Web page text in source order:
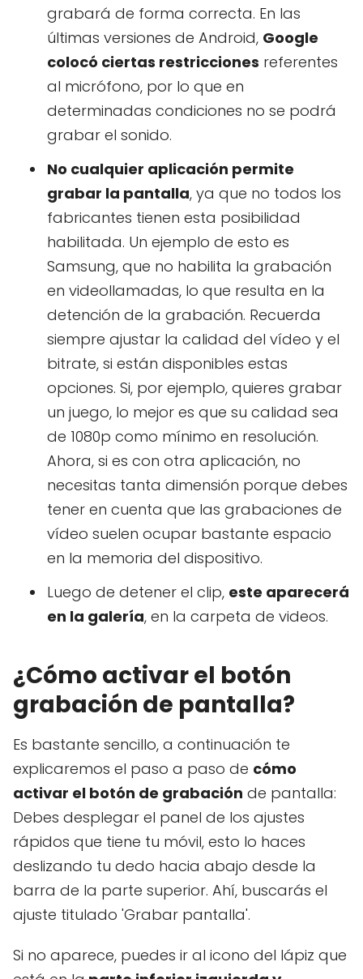
grabará de forma correcta. En las
últimas versiones de Android, Google
colocó ciertas restricciones referentes
al micrófono, por lo que en
determinadas condiciones no se podrá
grabar el sonido.
No cualquier aplicación permite
grabar la pantalla, ya que no todos los
fabricantes tienen esta posibilidad
habilitada. Un ejemplo de esto es
Samsung, que no habilita la grabación
en videollamadas, lo que resulta en la
detención de la grabación. Recuerda
siempre ajustar la calidad del vídeo y el
bitrate, si están disponibles estas
opciones. Si, por ejemplo, quieres grabar
un juego, lo mejor es que su calidad sea
de 1080p como mínimo en resolución.
Ahora, si es con otra aplicación, no
necesitas tanta dimensión porque debes
tener en cuenta que las grabaciones de
vídeo suelen ocupar bastante espacio
en la memoria del dispositivo.
Luego de detener el clip, este aparecerá
en la galería, en la carpeta de videos.
¿Cómo activar el botón
grabación de pantalla?
Es bastante sencillo, a continuación te
explicaremos el paso a paso de cómo
activar el botón de grabación de pantalla:
Debes desplegar el panel de los ajustes
rápidos que tiene tu móvil, esto lo haces
deslizando tu dedo hacia abajo desde la
barra de la parte superior. Ahí, buscarás el
ajuste titulado 'Grabar pantalla'.
Si no aparece, puedes ir al icono del lápiz que